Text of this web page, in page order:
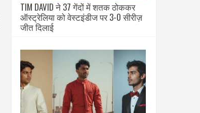
TIM DAVID ने 37 गेंदों में शतक ठोककर
ऑस्ट्रेलिया को वेस्टइंडीज पर 3-0 सीरीज़
जीत दिलाई